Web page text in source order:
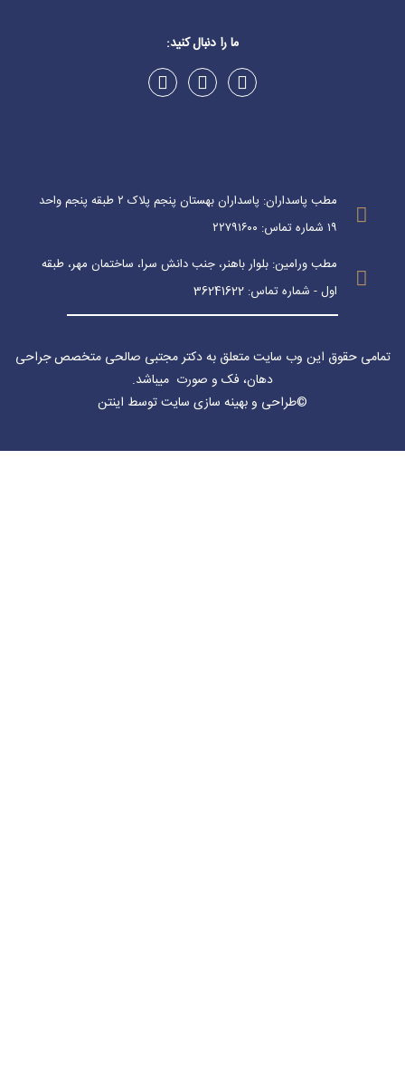
ما را دنبال کنید:
مطب پاسداران: پاسداران بهستان پنجم پلاک ۲ طبقه پنجم واحد
۱۹ شماره تماس: ۲۲۷۹۱۶۰۰
مطب ورامین: بلوار باهنر، جنب دانش سرا، ساختمان مهر، طبقه
اول - شماره تماس: 36241622
تمامی حقوق این وب سایت متعلق به دکتر مجتبی صالحی متخصص جراحی
دهان، فک و صورت میباشد.
©طراحی وبهینه سازی سایتتوسط اینتن